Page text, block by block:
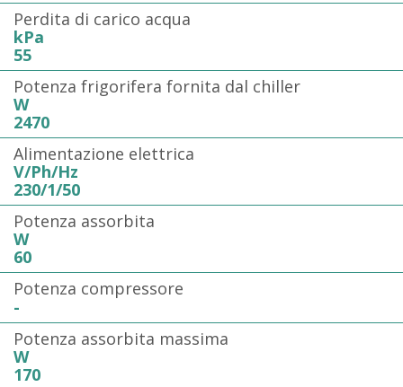
Perdita di carico acqua
kPa
55
Potenza frigorifera fornita dal chiller
W
2470
Alimentazione elettrica
V/Ph/Hz
230/1/50
Potenza assorbita
W
60
Potenza compressore
-
Potenza assorbita massima
W
170